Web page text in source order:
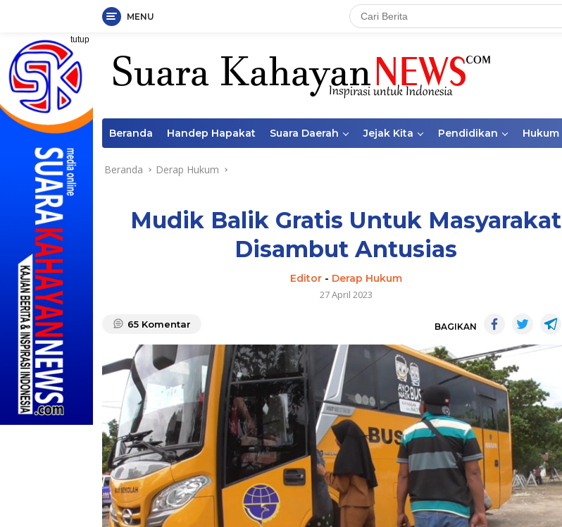
Langsung
konten
MENU
tutup
Beranda Handep Hapakat Suara Daerah Jejak Kita Pendidikan Hukum
Beranda Derap Hukum
Mudik Balik Gratis Untuk Masyarakat
Disambut Antusias
Editor- Derap Hukum
27 April 2023
65 Komentar BAGIKAN